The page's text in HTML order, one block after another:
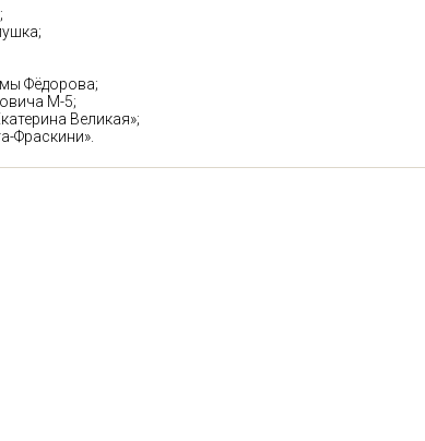
Фёдорова;
М-5;
Великая»;
Фраскини».